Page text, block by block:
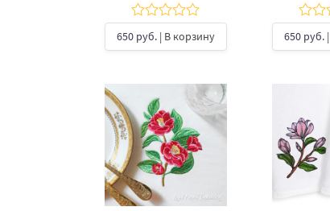
650 руб.| В корзину 650 руб.|